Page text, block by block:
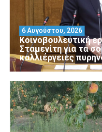
Κοινοβουλευτική
Σταμενίτη για τα
καλλιέργειες
6 Αυγούστου, 2026